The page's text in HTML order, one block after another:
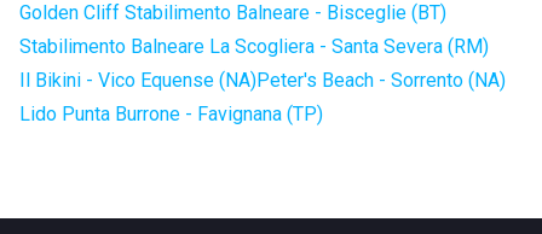
Golden Cliff Stabilimento Balneare - Bisceglie (BT)
Stabilimento Balneare La Scogliera - Santa Severa (RM)
Il Bikini - Vico Equense (NA)Peter's Beach - Sorrento (NA)
Lido Punta Burrone - Favignana (TP)